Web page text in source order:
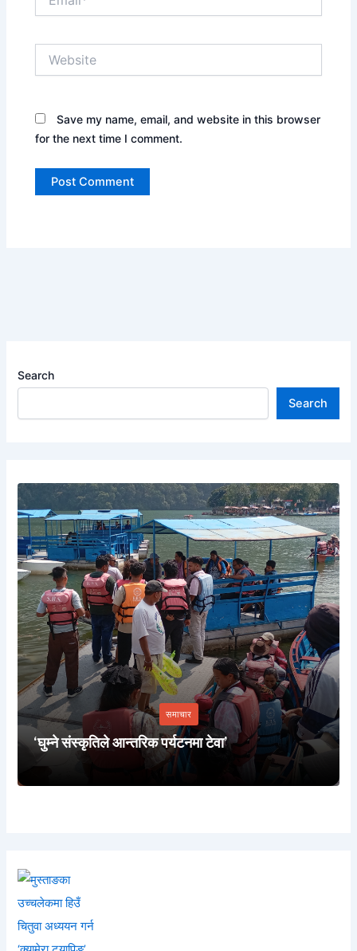
Save my name, email, and website in this browser
for the next time I comment.
Search
Search
समाचार
‘घुम्ने संस्कृतिले आन्तरिक पर्यटनमा टेवा’